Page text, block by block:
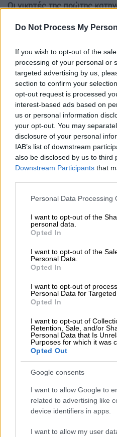
Do Not Process My
If you wish to opt-out of the
processing of your personal or
targeted advertising by us,
section to confirm your
opt-out request is processed
interest-based ads based on
us or personal information
your opt-out. You may
disclosure of your personal
IAB’s list of downstream
also be disclosed by us to third
Downstream Participants that
Please note that this website/
not limited to your visit or
grant or deny consent to
use your data for below
consent section.
Personal Data Processing
I want to opt-out of the
personal data.
Opted In
I want to opt-out of the
Personal Data.
Opted In
I want to opt-out of
Personal Data for Targeted
Opted In
I want to opt-out of
Retention, Sale, and/or
Personal Data that Is
Purposes for which it was
Opted Out
Google consents
I want to allow Google to
related to advertising like
device identifiers in apps.
I want to allow my user
Οι νικητές της πρώτης
Κλήρωση Τζόκερ/Eurokinissi
Προσθέστε το
Πραγματοποιήθηκε η
[αριθμός κλήρωσης
πρώτης κατηγορίας
1.200.000 ευρώ.
Οι τυχεροί αριθμοί
Τζόκερ (2038)
είναι
Διαβάστε ακόμη
μεγάλη φωτιά
έδιωχνε -
Κυνήγι
που «δεν